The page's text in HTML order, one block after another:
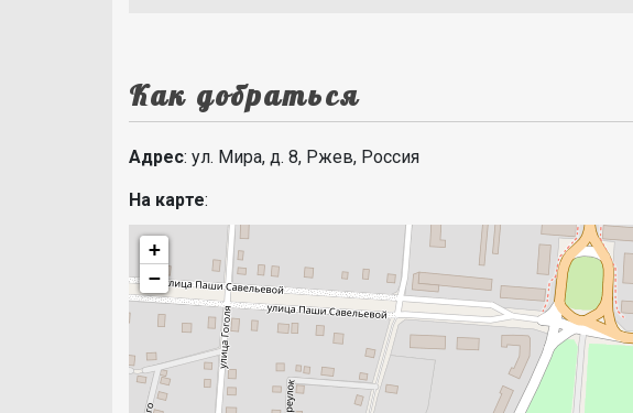
Как добраться
Адрес: ул. Мира, д. 8, Ржев, Россия
На карте:
+
−